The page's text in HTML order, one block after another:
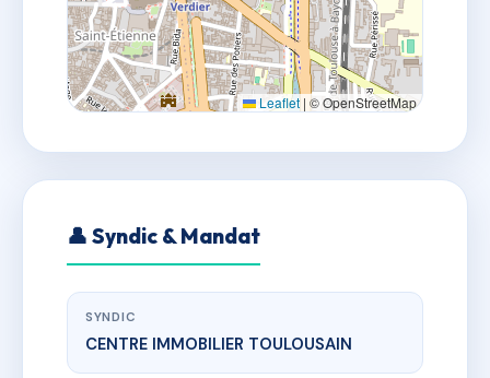
Leaflet | © OpenStreetMap
👤 Syndic & Mandat
SYNDIC
CENTRE IMMOBILIER TOULOUSAIN